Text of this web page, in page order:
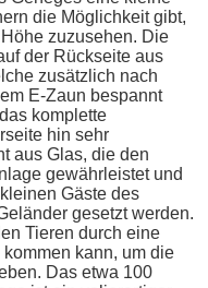
die Möglichkeit gibt,
zuzusehen. Die
der Rückseite aus
zusätzlich nach
E-Zaun bespannt
komplette
hin sehr
aus Glas, die den
gewährleistet und
Gäste des
gesetzt werden.
Tieren durch eine
kann, um die
Das etwa 100